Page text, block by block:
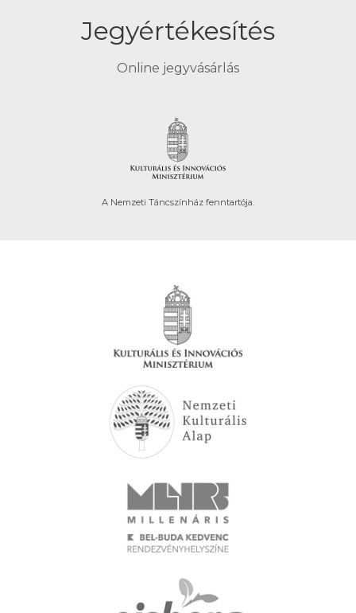
Jegyértékesítés
Online jegyvásárlás
A Nemzeti Táncszínház fenntartója.